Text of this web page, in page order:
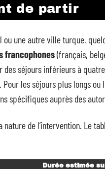
de partir
ou une autre ville turque,
francophones(français,
des séjours inférieurs à
Pour les séjours plus longs
spécifiques auprès des
nature de l’intervention. Le
Durée estimée